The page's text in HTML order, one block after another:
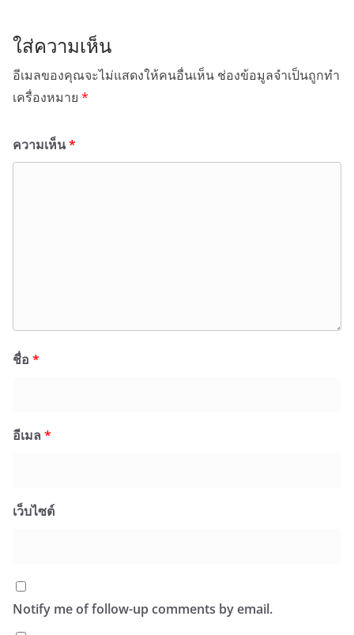
ใส่ความเห็น
อีเมลของคุณจะไม่แสดงให้คนอื่นเห็น ช่องข้อมูลจำเป็นถูกทำ
เครื่องหมาย *
ความเห็น*
ชื่อ *
อีเมล *
เว็บไซต์
Notify me of follow-up comments by email.